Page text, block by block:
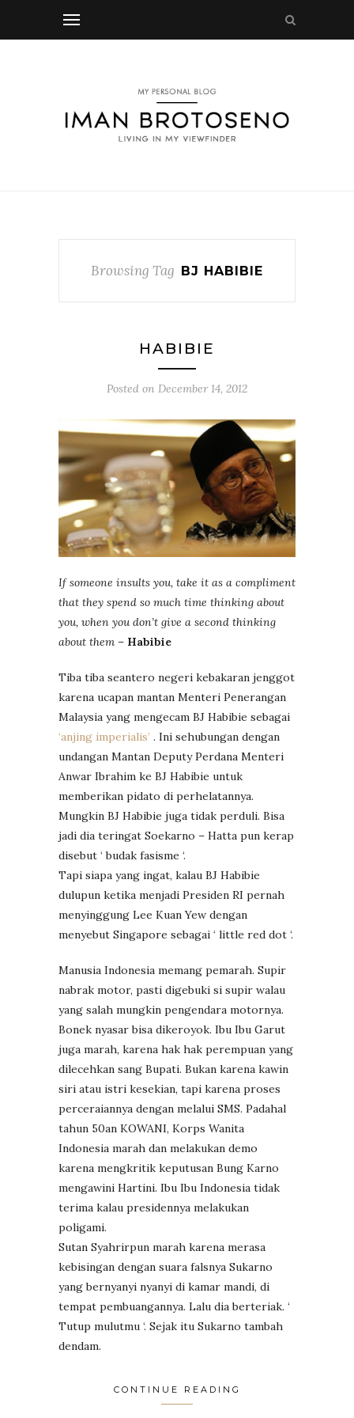
Browsing Tag BJ HABIBIE
HABIBIE
Posted on December 14, 2012
If someone insults you, take it as a compliment
that they spend so much time thinking about
you, when you don’t give a second thinking
about them – Habibie
Tiba tiba seantero negeri kebakaran jenggot
karena ucapan mantan Menteri Penerangan
Malaysia yang mengecam BJ Habibie sebagai
‘anjing imperialis’ . Ini sehubungan dengan
undangan Mantan Deputy Perdana Menteri
Anwar Ibrahim ke BJ Habibie untuk
memberikan pidato di perhelatannya.
Mungkin BJ Habibie juga tidak perduli. Bisa
jadi dia teringat Soekarno – Hatta pun kerap
disebut ‘ budak fasisme ‘.
Tapi siapa yang ingat, kalau BJ Habibie
dulupun ketika menjadi Presiden RI pernah
menyinggung Lee Kuan Yew dengan
menyebut Singapore sebagai ‘ little red dot ‘.
Manusia Indonesia memang pemarah. Supir
nabrak motor, pasti digebuki si supir walau
yang salah mungkin pengendara motornya.
Bonek nyasar bisa dikeroyok. Ibu Ibu Garut
juga marah, karena hak hak perempuan yang
dilecehkan sang Bupati. Bukan karena kawin
siri atau istri kesekian, tapi karena proses
perceraiannya dengan melalui SMS. Padahal
tahun 50an KOWANI, Korps Wanita
Indonesia marah dan melakukan demo
karena mengkritik keputusan Bung Karno
mengawini Hartini. Ibu Ibu Indonesia tidak
terima kalau presidennya melakukan
poligami.
Sutan Syahrirpun marah karena merasa
kebisingan dengan suara falsnya Sukarno
yang bernyanyi nyanyi di kamar mandi, di
tempat pembuangannya. Lalu dia berteriak. ‘
Tutup mulutmu ‘. Sejak itu Sukarno tambah
dendam.
CONTINUE READING